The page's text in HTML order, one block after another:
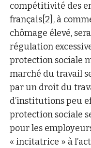
compétitivité des
français[2], à
chômage élevé,
régulation
protection sociale
marché du travail
par un droit du
d’institutions peu
protection sociale
pour les
« incitatrice » à